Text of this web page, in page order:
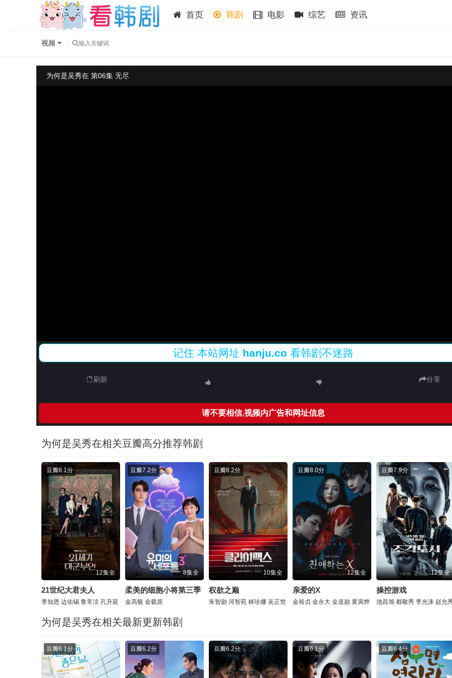
首页 韩剧 电影 综艺 资讯
视频
为何是吴秀在 第06集 无尽
记住 本站网址 hanju.co 看韩剧不迷路
刷新 分享
请不要相信,视频内广告和网址信息
为何是吴秀在相关豆瓣高分推荐韩剧
豆瓣8.1分
12集全
21世纪大君夫人
李知恩 边佑锡 鲁常泫 孔升延
豆瓣7.2分
8集全
柔美的细胞小将第三季
金高银 金载原
豆瓣8.2分
10集全
权欲之巅
朱智勋 河智苑 林珍娜 吴正世
豆瓣8.0分
12集全
亲爱的X
金裕贞 金永大 金道勋 黄寅烨
豆瓣7.9分
12集全
操控游戏
池昌旭 都敬秀 李光洙 赵允
为何是吴秀在相关最新更新韩剧
豆瓣6.1分 豆瓣6.2分 豆瓣6.2分 豆瓣6.1分 豆瓣6.4分